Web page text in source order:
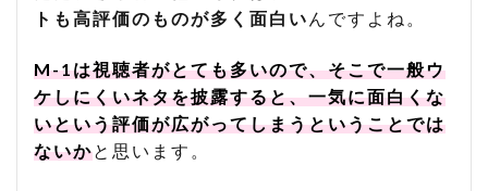
トも高評価のものが多く面白い んですよね。
M-1は視聴者がとても多いので、そこで一般ウ
ケしにくいネタを披露すると、一気に面白くな
いという評価が広がってしまうということでは
ないかと思います。